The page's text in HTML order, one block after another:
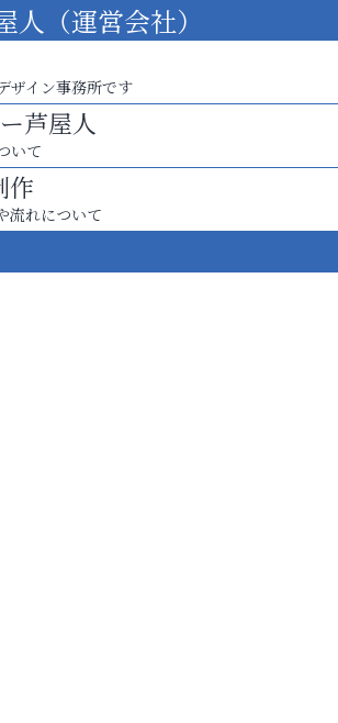
人（運営会社）
ザイン事務所です
芦屋人
いて
作
流れについて